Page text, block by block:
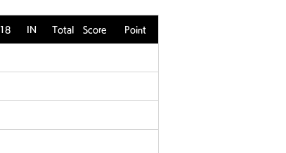
18 IN Total Score Point